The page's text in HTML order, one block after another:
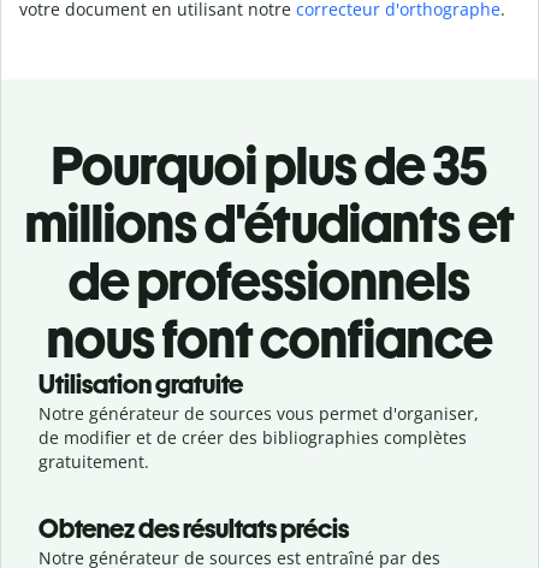
votre document en utilisant notre correcteur d'orthographe.
Pourquoi plus de 35
millions d'étudiants et
de professionnels
nous font confiance
Utilisation gratuite
Notre générateur de sources vous permet d'organiser,
de modifier et de créer des bibliographies complètes
gratuitement.
Obtenez des résultats précis
Notre générateur de sources est entraîné par des